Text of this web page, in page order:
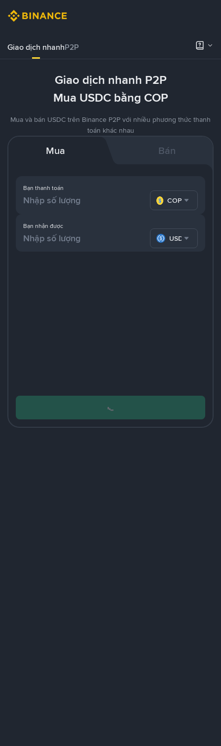
Giao dịch nhanhP2P
Giao dịch nhanh P2P
Mua USDC bằng COP
Mua và bán USDC trên Binance P2P với nhiều phương thức thanh
toán khác nhau
Mua Bán
Bạn thanh toán
COP
Bạn nhận được
USDC